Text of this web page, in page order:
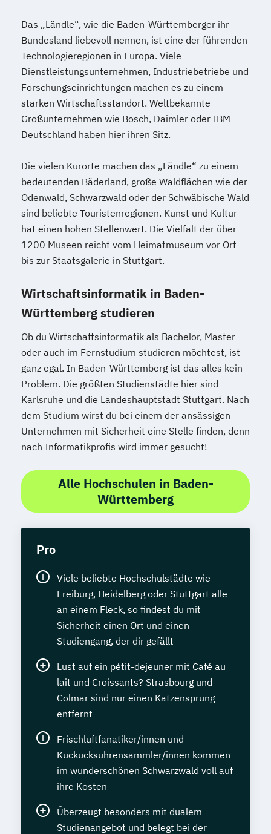
Das „Ländle“, wie die Baden-Württemberger ihr
Bundesland liebevoll nennen, ist eine der führenden
Technologieregionen in Europa. Viele
Dienstleistungsunternehmen, Industriebetriebe und
Forschungseinrichtungen machen es zu einem
starken Wirtschaftsstandort. Weltbekannte
Großunternehmen wie Bosch, Daimler oder IBM
Deutschland haben hier ihren Sitz.
Die vielen Kurorte machen das „Ländle“ zu einem
bedeutenden Bäderland, große Waldflächen wie der
Odenwald, Schwarzwald oder der Schwäbische Wald
sind beliebte Touristenregionen. Kunst und Kultur
hat einen hohen Stellenwert. Die Vielfalt der über
1200 Museen reicht vom Heimatmuseum vor Ort
bis zur Staatsgalerie in Stuttgart.
Wirtschaftsinformatik in Baden-
Württemberg studieren
Ob du Wirtschaftsinformatik als Bachelor, Master
oder auch im Fernstudium studieren möchtest, ist
ganz egal. In Baden-Württemberg ist das alles kein
Problem. Die größten Studienstädte hier sind
Karlsruhe und die Landeshauptstadt Stuttgart. Nach
dem Studium wirst du bei einem der ansässigen
Unternehmen mit Sicherheit eine Stelle finden, denn
nach Informatikprofis wird immer gesucht!
Alle Hochschulen in Baden-
Württemberg
Pro
Viele beliebte Hochschulstädte wie
Freiburg, Heidelberg oder Stuttgart alle
an einem Fleck, so findest du mit
Sicherheit einen Ort und einen
Studiengang, der dir gefällt
Lust auf ein pétit-dejeuner mit Café au
lait und Croissants? Strasbourg und
Colmar sind nur einen Katzensprung
entfernt
Frischluftfanatiker/innen und
Kuckucksuhrensammler/innen kommen
im wunderschönen Schwarzwald voll auf
ihre Kosten
Überzeugt besonders mit dualem
Studienangebot und belegt bei der